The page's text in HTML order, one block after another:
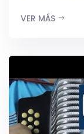
VER MÁS